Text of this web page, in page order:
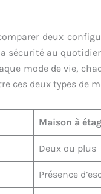
deux
sécurité au
mode de vie,
ces deux types de
Maison à
Deux ou plus
Présence